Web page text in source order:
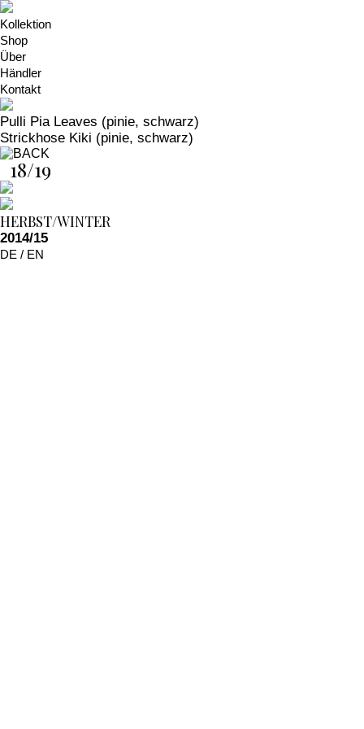
Kollektion
Shop
Über
Händler
Kontakt
Pulli Pia Leaves (pinie, schwarz)
Strickhose Kiki (pinie, schwarz)
18/19
HERBST/WINTER
2014/15
DE / EN